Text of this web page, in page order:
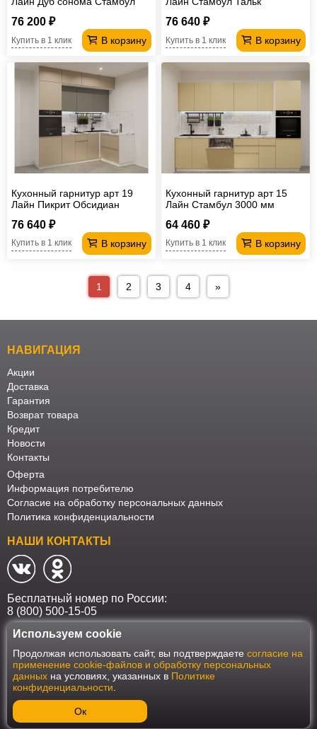
76 200 ₽
В корзину
Купить в 1 клик
76 640 ₽
В корзину
Купить в 1 клик
Кухонный гарнитур арт 19
Лайн Пикрит Обсидиан
76 640 ₽
В корзину
Купить в 1 клик
Кухонный гарнитур арт 15
Лайн Стамбул 3000 мм
64 460 ₽
В корзину
Купить в 1 клик
1 2 3 4 »
НАВИГАЦИЯ
Акции
Доставка
Гарантия
Возврат товара
Кредит
Новости
Контакты
Оферта
Информация потребителю
Согласие на обработку персональных данных
Политика конфиденциальности
НАШИ КОНТАКТЫ
Бесплатный номер по России:
8 (800) 500-15-05
Наш интернет-магазин работает в соответствии с требованиями
Федерального закона от 27 июля 2006 года №152-ФЗ "О персональных
данных". Оформить заказ на сайте Мебеласка возможно только при
наличии согласия на обработку Ваших персональных данных. Для
улучшения работы сайта и его взаимодействия с пользователями мы
используем файлы cookie. Продолжая пользоваться сайтом, вы
соглашаетесь с использованием cookie.
Используем cookie
Продолжая использовать сайт, вы подтверждаете согласие на
применение cookie-файлов и обработку персональных
данных на условиях, указанных в Политике
конфиденциальности
Ок